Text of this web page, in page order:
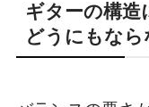
ギターの構
どうにもなら